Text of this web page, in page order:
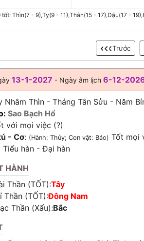
tốt: Thìn(7 - 9),Tỵ(9 - 11),Thân(15 - 17),Dậu(17 -
Trước
13-1-2027 - Ngày âm lịch 6-12-
Nhâm Thìn - Tháng Tân Sửu - Năm
Sao Bạch Hổ
với mọi việc (?)
- Cơ: (Hành: Thủy; Con vật: Báo) Tốt mọi
Tiểu hàn -Đại hàn
HÀNH
Thần (TỐT):Tây
Thần (TỐT):Đông Nam
Thần (Xấu):Bắc